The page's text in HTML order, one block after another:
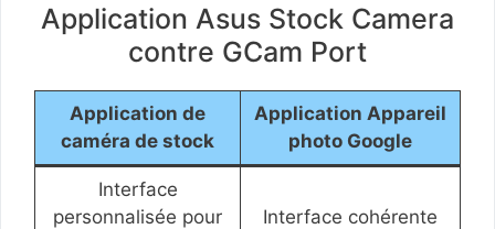
Application Asus Stock Camera
contre GCam Port
Application de
caméra de stock
Application Appareil
photo Google
Interface
personnalisée pour
Interface cohérente